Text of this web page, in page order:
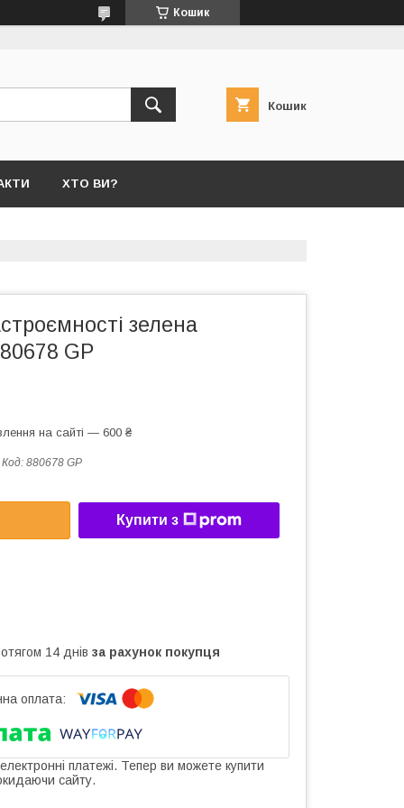
Кошик
Кошик
ХТО ВИ?
зелена
GP
на сайті — 600 ₴
Код: 880678 GP
Купити з
14 днів за рахунок покупця
платежі. Тепер ви можете купити
сайту.